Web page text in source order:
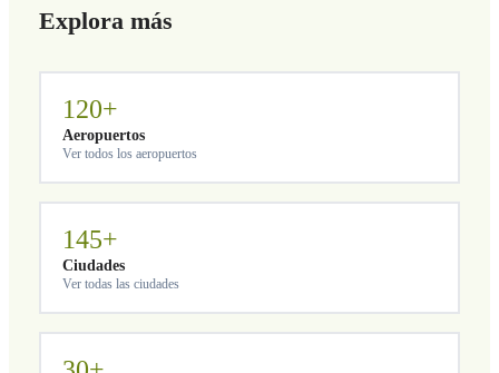
Explora más
120+
Aeropuertos
Ver todos los aeropuertos
145+
Ciudades
Ver todas las ciudades